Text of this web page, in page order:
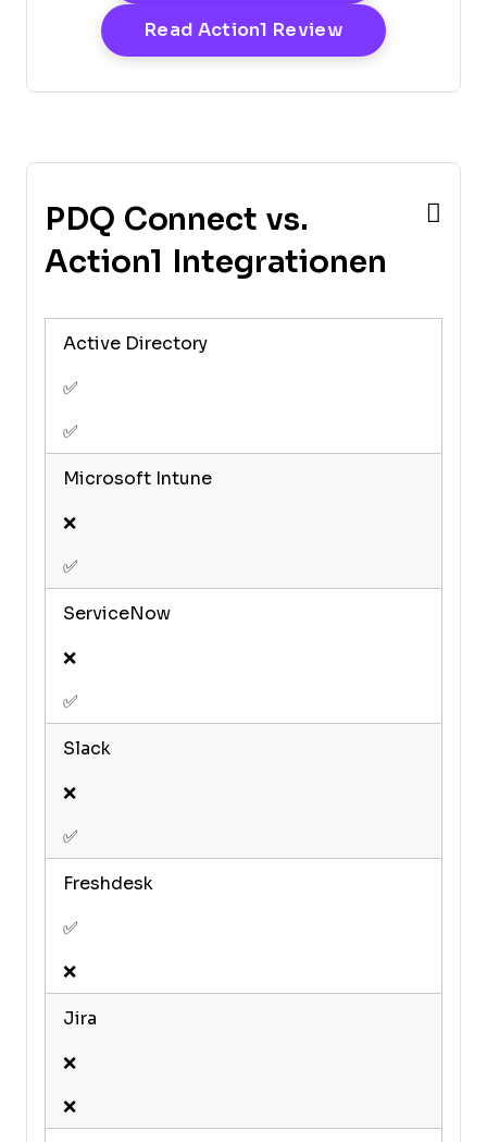
Read Action1 ReviewOpens New
PDQ Connect vs.
Action1 Integrationen
Active Directory
✅
✅
Microsoft Intune
❌
✅
ServiceNow
❌
✅
Slack
❌
✅
Freshdesk
✅
❌
Jira
❌
❌